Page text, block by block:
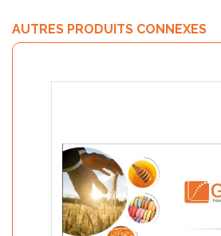
AUTRES PRODUITS CONNEXES